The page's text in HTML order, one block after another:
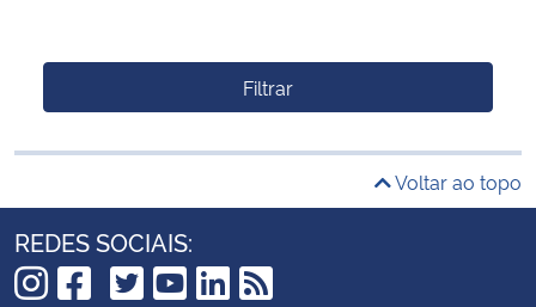
Filtrar
Voltar ao topo
REDES SOCIAIS: